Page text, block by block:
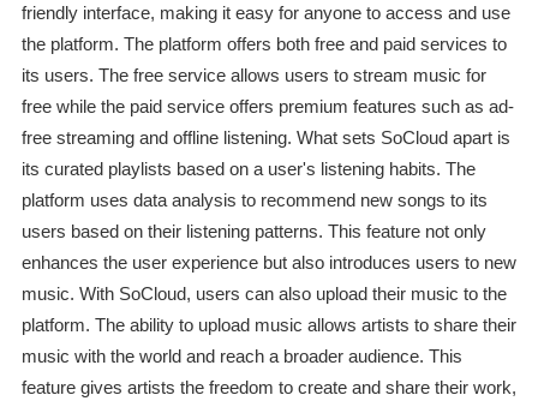
friendly interface, making it easy for anyone to access and use
the platform. The platform offers both free and paid services to
its users. The free service allows users to stream music for
free while the paid service offers premium features such as ad-
free streaming and offline listening. What sets SoCloud apart is
its curated playlists based on a user's listening habits. The
platform uses data analysis to recommend new songs to its
users based on their listening patterns. This feature not only
enhances the user experience but also introduces users to new
music. With SoCloud, users can also upload their music to the
platform. The ability to upload music allows artists to share their
music with the world and reach a broader audience. This
feature gives artists the freedom to create and share their work,